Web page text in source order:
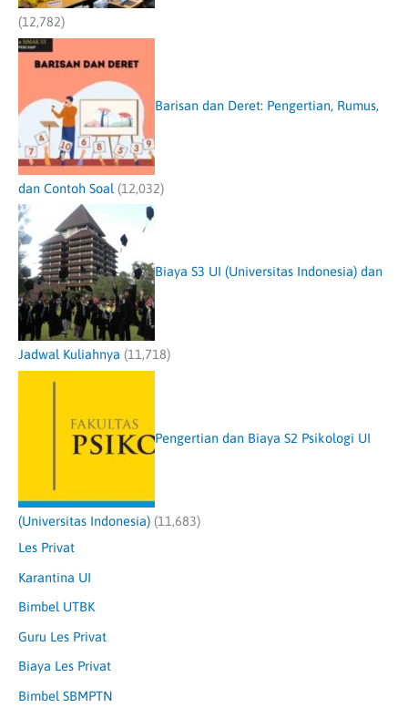
(12,782)
Barisan dan Deret: Pengertian, Rumus,
dan Contoh Soal (12,032)
Biaya S3 UI (Universitas Indonesia) dan
Jadwal Kuliahnya (11,718)
Pengertian dan Biaya S2 Psikologi UI
(Universitas Indonesia) (11,683)
Les Privat
Karantina UI
Bimbel UTBK
Guru Les Privat
Biaya Les Privat
Bimbel SBMPTN